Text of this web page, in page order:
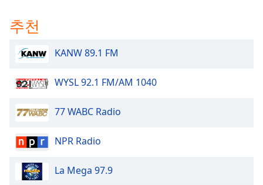
Picture
Fullscreen
modal
dialog
window.
Escape
추천
KANW 89.1 FM
WYSL 92.1 FM/AM 1040
77 WABC Radio
NPR Radio
La Mega 97.9